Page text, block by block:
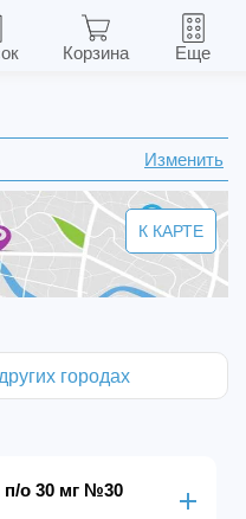
№30 (15х2)
Изменить
К КАРТЕ
городах
п/о 30 мг №30
Корзина Еще